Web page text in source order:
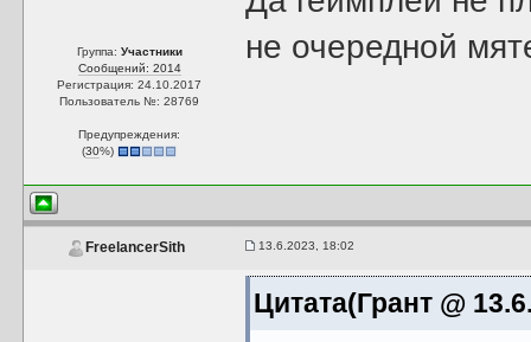
Группа: Участники
Сообщений: 2014
Регистрация: 24.10.2017
Пользователь №: 28769
Предупреждения:
(30%)
не очередной
FreelancerSith 13.6.2023, 18:02
Цитата(Грант @